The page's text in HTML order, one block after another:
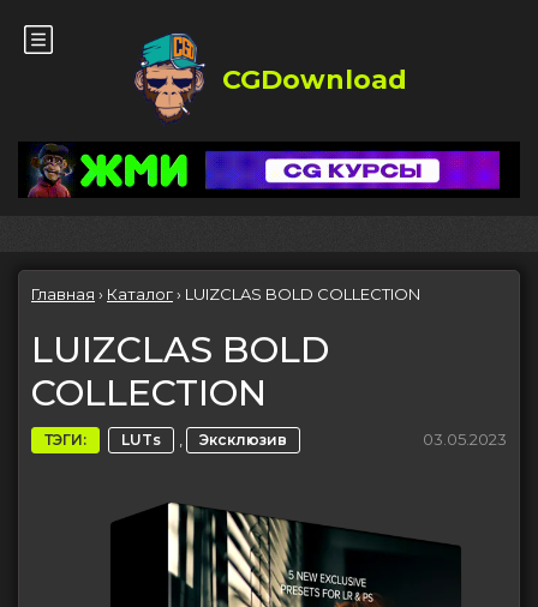
CGDownload
Главная › Каталог› LUIZCLAS BOLD COLLECTION
LUIZCLAS BOLD
COLLECTION
ТЭГИ: LUTs , Эксклюзив 03.05.2023